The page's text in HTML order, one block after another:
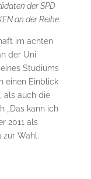
der SPD
an der Reihe.
im achten
der Uni
Studiums
einen Einblick
als auch die
„Das kann ich
2011 als
zur Wahl.